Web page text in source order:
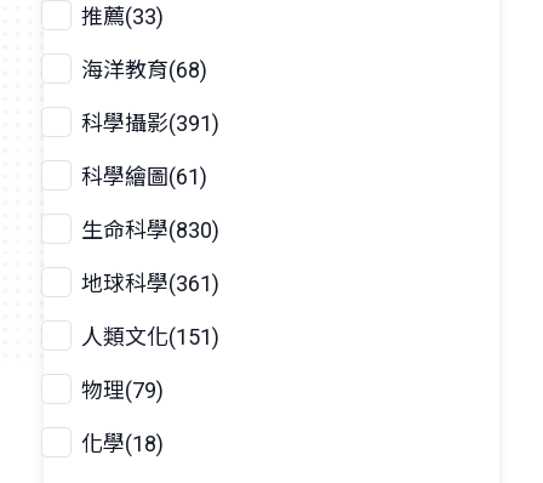
推薦(33)
海洋教育(68)
科學攝影(391)
科學繪圖(61)
生命科學(830)
地球科學(361)
人類文化(151)
物理(79)
化學(18)